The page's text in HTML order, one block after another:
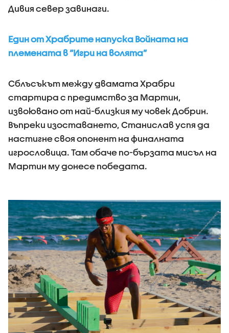
Дивия север завинаги.
Един от Храбрите напуска Войната на
племената в “Игри на волята”
Сблъсъкът между двамата Храбри
стартира с предимство за Мартин,
извоювано от най-близкия му човек Добрин.
Въпреки изоставането, Станислав успя да
настигне своя опонент на финалната
игрословица. Там обаче по-бързата мисъл на
Мартин му донесе победата.